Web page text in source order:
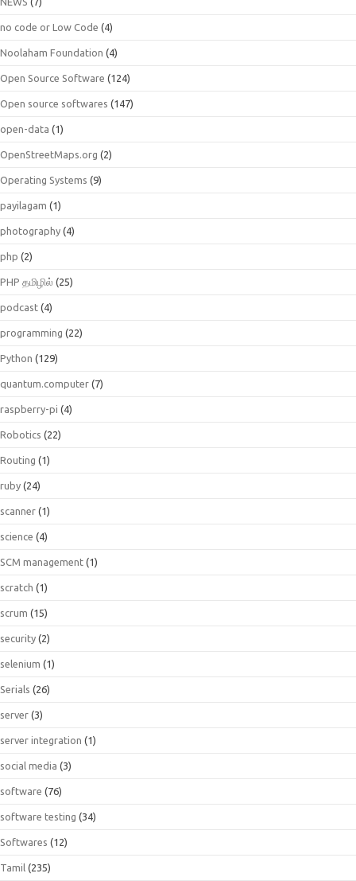
no code or Low Code (4)
Noolaham Foundation (4)
Open Source Software (124)
Open source softwares (147)
open-data (1)
OpenStreetMaps.org (2)
Operating Systems (9)
payilagam (1)
photography (4)
php (2)
PHP தமிழில் (25)
podcast (4)
programming (22)
Python (129)
quantum.computer (7)
raspberry-pi (4)
Robotics (22)
Routing (1)
ruby (24)
scanner (1)
science (4)
SCM management (1)
scratch (1)
scrum (15)
security (2)
selenium (1)
Serials (26)
server (3)
server integration (1)
social media (3)
software (76)
software testing (34)
Softwares (12)
Tamil (235)